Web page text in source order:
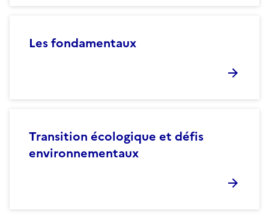
Les fondamentaux
Transition écologique et défis
environnementaux